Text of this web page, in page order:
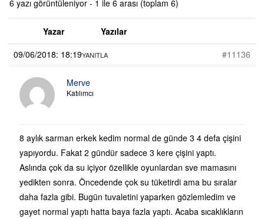
6 yazı görüntüleniyor - 1 ile 6 arası (toplam 6)
Yazar
Yazılar
09/06/2018: 18:19
#11136
YANITLA
Merve
Katılımcı
8 aylık sarman erkek kedim normal de günde 3 4 defa çişini
yapıyordu. Fakat 2 gündür sadece 3 kere çişini yaptı.
Aslında çok da su içiyor özellikle oyunlardan sve mamasını
yedikten sonra. Öncedende çok su tüketirdi ama bu sıralar
daha fazla gibi. Bugün tuvaletini yaparken gözlemledim ve
gayet normal yaptı hatta baya fazla yaptı. Acaba sıcaklıkların